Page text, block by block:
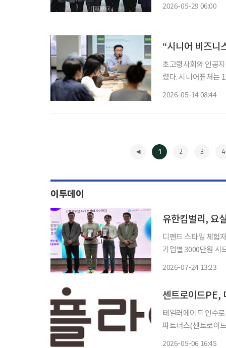
2026-05-29 06:00
“시니어 비즈니
초고령사회와 인공
렸다. 시니어퓨처는
2026-05-14 08:44
1 2 3 4
이투데이
유한킴벌리, 요
디펜드 스타일 체험
기업별 3000만원 시드머니 지급 유한킴벌리가 가벼운 요
2026-07-24 13:23
테일러메이드 인수
파트너스(센트로이
2026-05-06 16:45